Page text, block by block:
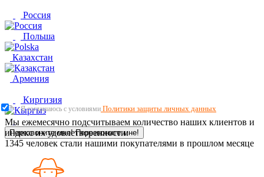
Россия
Польша
Казахстан
Армения
Киргизия
Перезвоните мне! Перезвоните мне!
Я соглашаюсь с условиями Политики защиты личных данных
Мы ежемесячно подсчитываем количество наших клиентов и
индекс их удовлетворенности.
1345 человек стали нашими покупателями в прошлом месяце